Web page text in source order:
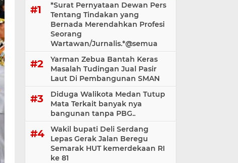
*Surat Pernyataan Dewan Pers
Tentang Tindakan yang
Bernada Merendahkan Profesi
Seorang
Wartawan/Jurnalis.*@⁨semua
Yarman Zebua Bantah Keras
Masalah Tudingan Jual Pasir
Laut Di Pembangunan SMAN
Diduga Walikota Medan Tutup
Mata Terkait banyak nya
bangunan tanpa PBG..
Wakil bupati Deli Serdang
Lepas Gerak Jalan Beregu
Semarak HUT kemerdekaan RI
ke 81